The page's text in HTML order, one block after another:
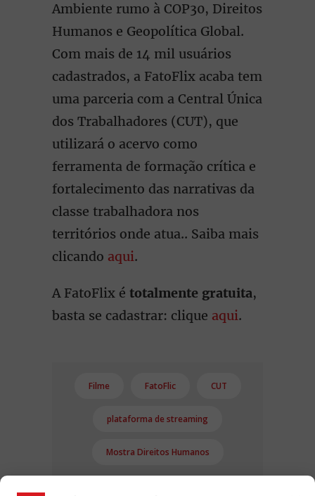
Ambiente rumo à COP30, Direitos
Humanos e Geopolítica Global.
Com mais de 14 mil usuários
cadastrados, a FatoFlix acaba tem
uma parceria com a Central Única
dos Trabalhadores (CUT), que
utilizará o acervo como
ferramenta de formação crítica e
fortalecimento das narrativas da
classe trabalhadora nos
territórios onde atua.. Saiba mais
clicando aqui.
A FatoFlix é totalmente gratuita,
basta se cadastrar: clique aqui.
Filme FatoFlic CUT
plataforma de streaming
Mostra Direitos Humanos